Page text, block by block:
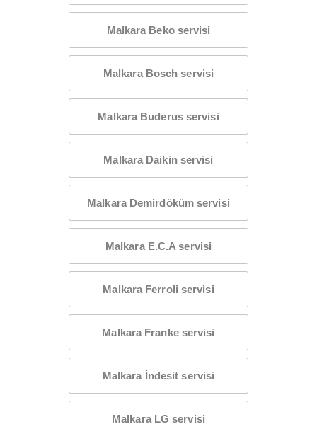
Malkara Beko servisi
Malkara Bosch servisi
Malkara Buderus servisi
Malkara Daikin servisi
Malkara Demirdöküm servisi
Malkara E.C.A servisi
Malkara Ferroli servisi
Malkara Franke servisi
Malkara İndesit servisi
Malkara LG servisi